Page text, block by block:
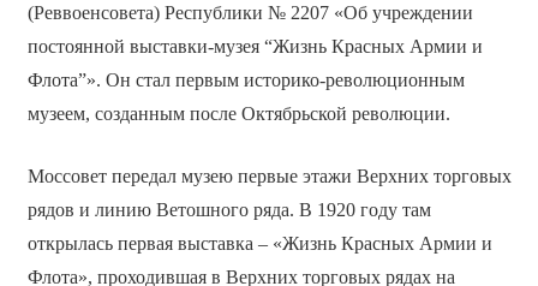
(Реввоенсовета) Республики № 2207 «Об учреждении
постоянной выставки-музея “Жизнь Красных Армии и
Флота”». Он стал первым историко-революционным
музеем, созданным после Октябрьской революции.
Моссовет передал музею первые этажи Верхних торговых
рядов и линию Ветошного ряда. В 1920 году там
открылась первая выставка – «Жизнь Красных Армии и
Флота», проходившая в Верхних торговых рядах на